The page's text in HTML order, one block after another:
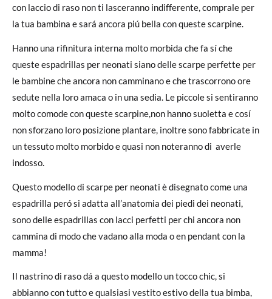
con laccio di raso non ti lasceranno indifferente, comprale per
la tua bambina e sará ancora piú bella con queste scarpine.
Hanno una rifinitura interna molto morbida che fa sí che
queste espadrillas per neonati siano delle scarpe perfette per
le bambine che ancora non camminano e che trascorrono ore
sedute nella loro amaca o in una sedia. Le piccole si sentiranno
molto comode con queste scarpine,non hanno suoletta e cosí
non sforzano loro posizione plantare, inoltre sono fabbricate in
un tessuto molto morbido e quasi non noteranno di averle
indosso.
Questo modello di scarpe per neonati è disegnato come una
espadrilla peró si adatta all’anatomia dei piedi dei neonati,
sono delle espadrillas con lacci perfetti per chi ancora non
cammina di modo che vadano alla moda o en pendant con la
mamma!
Il nastrino di raso dá a questo modello un tocco chic, si
abbianno con tutto e qualsiasi vestito estivo della tua bimba,